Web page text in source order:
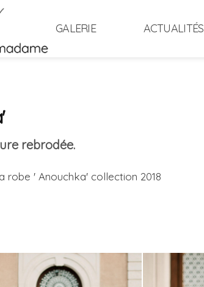
GALERIE ACTUALITÉS
rebrodée.
robe ' Anouchka' collection 2018